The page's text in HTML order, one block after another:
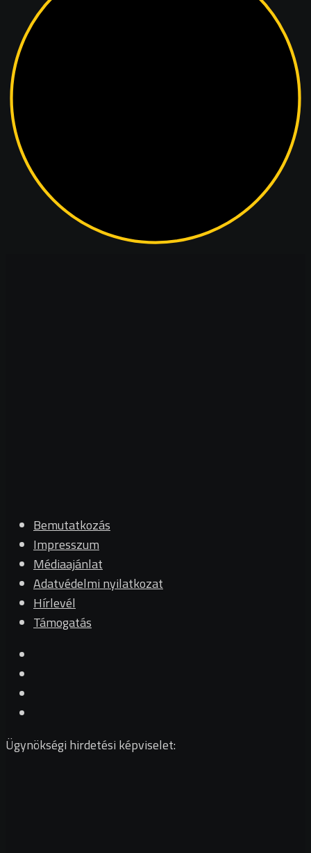
Bemutatkozás
Impresszum
Médiaajánlat
Adatvédelmi nyilatkozat
Hírlevél
Támogatás
Ügynökségi hirdetési képviselet: